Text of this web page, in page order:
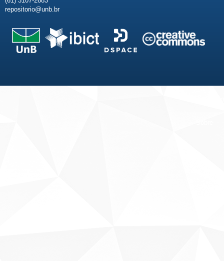
repositorio@unb.br